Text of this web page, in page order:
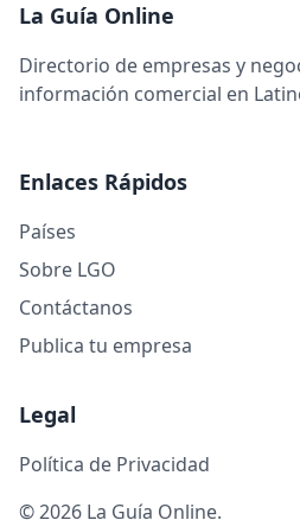
La Guía Online
Directorio de empresas y
información comercial en
Enlaces Rápidos
Países
Sobre LGO
Contáctanos
Publica tu empresa
Legal
Política de Privacidad
© 2026 La Guía Online.